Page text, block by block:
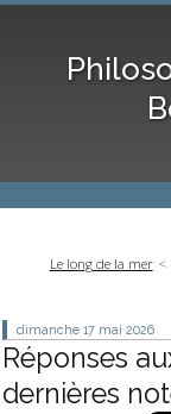
Le long de la mer
dimanche 17 mai 2026
Réponses
dernières